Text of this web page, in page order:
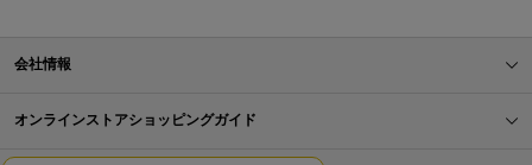
会社情報
オンラインストアショッピングガイド